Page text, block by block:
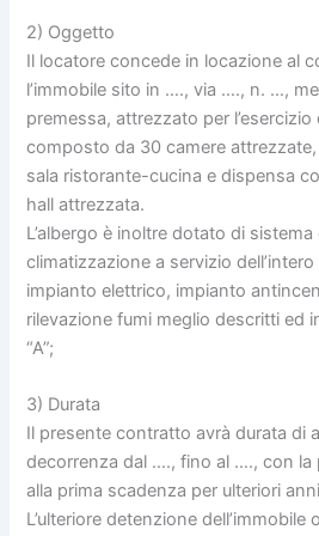
2) Oggetto
Il locatore concede in locazione al
l’immobile sito in …., via …., n. …,
premessa, attrezzato per l’esercizio
composto da 30 camere
sala ristorante-cucina e dispensa
hall attrezzata.
L’albergo è inoltre dotato di
climatizzazione a servizio
impianto elettrico, impianto
rilevazione fumi meglio descritti ed
“A”;
3) Durata
Il presente contratto avrà durata di
decorrenza dal …., fino al …., con la
alla prima scadenza per ulteriori
L’ulteriore detenzione dell’immobile